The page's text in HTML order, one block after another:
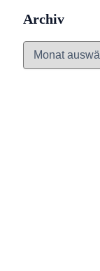
Archiv